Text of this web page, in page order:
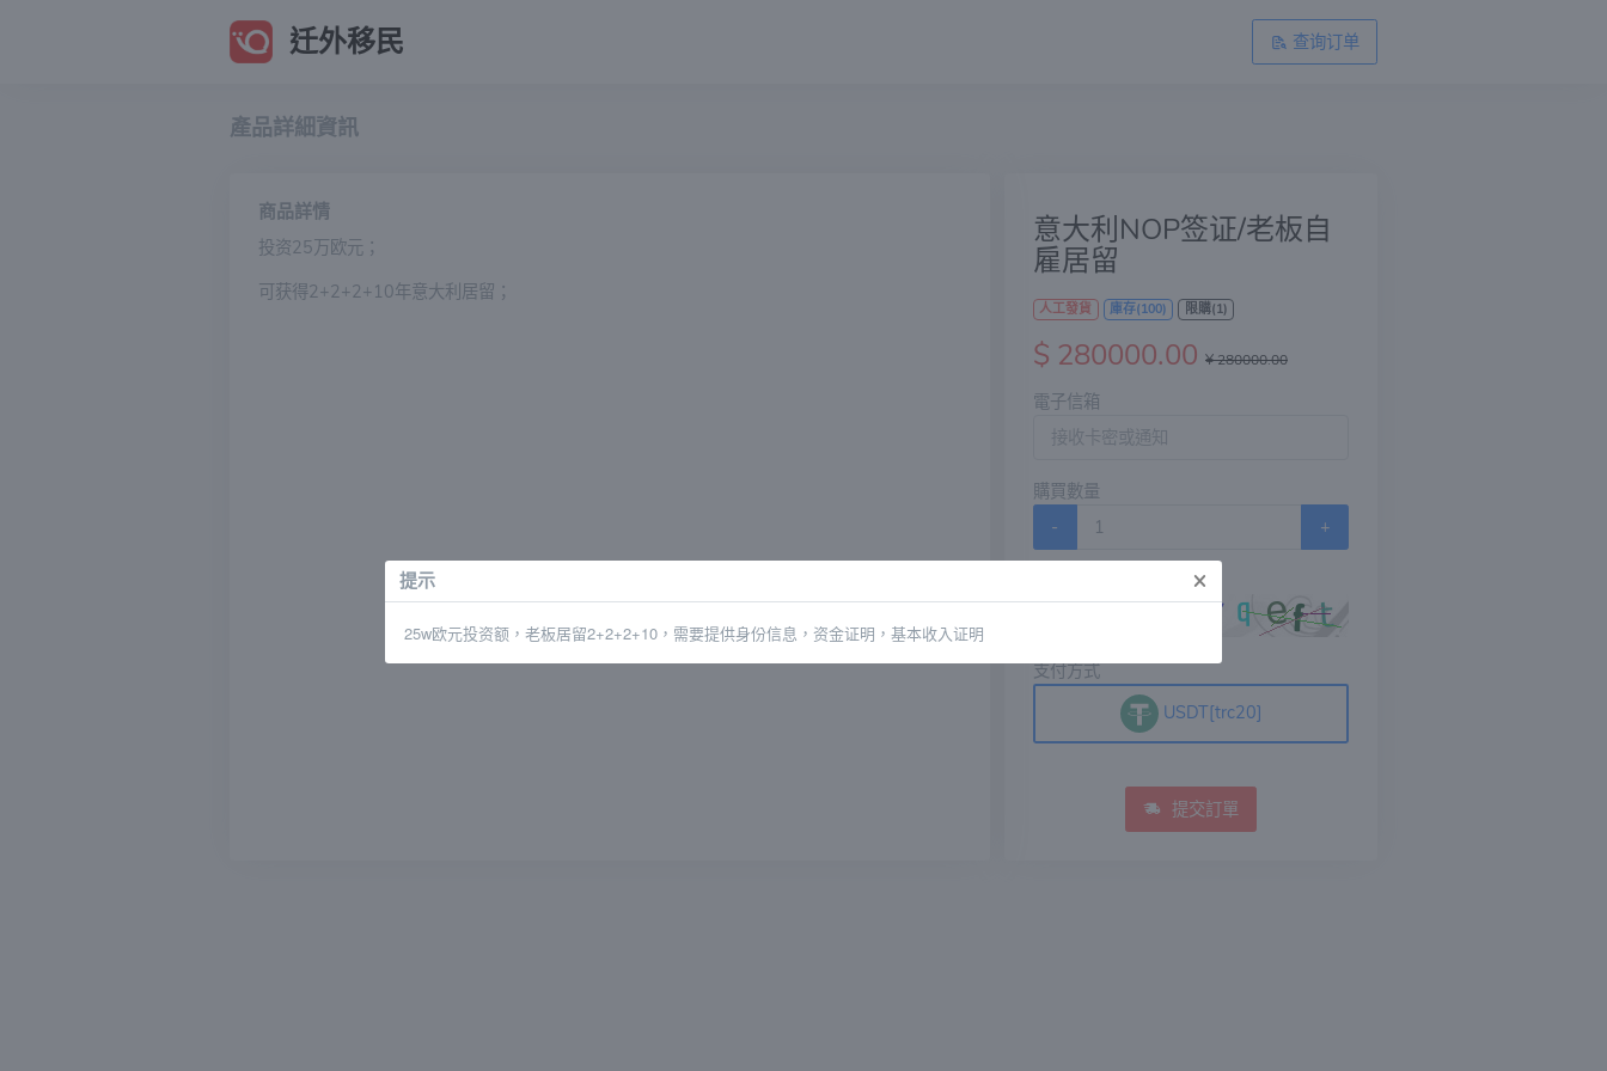
迁外移民 查询订单
產品詳細資訊
意大利NOP签证/老板自
雇居留
人工發貨 庫存(100) 限購(1)
$ 280000.00 ¥ 280000.00
電子信箱
購買數量
-
+
支付方式
USDT[trc20]
提交訂單
商品詳情
投资25万欧元；
可获得2+2+2+10年意大利居留；
提示 ×
25w欧元投资额，老板居留2+2+2+10 ，需要提供身份信息，资金证明，基本收入证明